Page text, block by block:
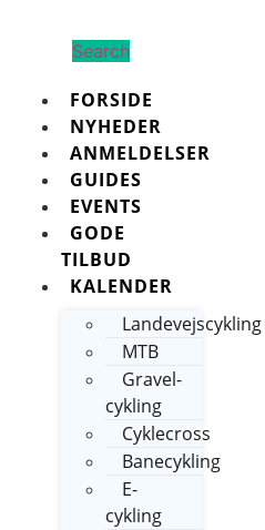
Search
FORSIDE
NYHEDER
ANMELDELSER
GUIDES
EVENTS
GODE
TILBUD
KALENDER
Landevejscykling
MTB
Gravel-
cykling
Cyklecross
Banecykling
E-
cykling